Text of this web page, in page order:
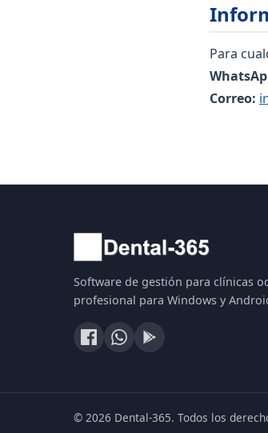
Para
Correo:
Software de gestión para clínicas
profesional para Windows y
© 2026 Dental-365. Todos los